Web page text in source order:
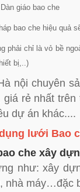
giáo bao che
bao che hiệu quả
phải chỉ là vỏ bề
bị,..)
nội chuyên
giá rẻ nhất
dự án khác....
lưới Bao
che xây
như: xây
nhà máy…đặc